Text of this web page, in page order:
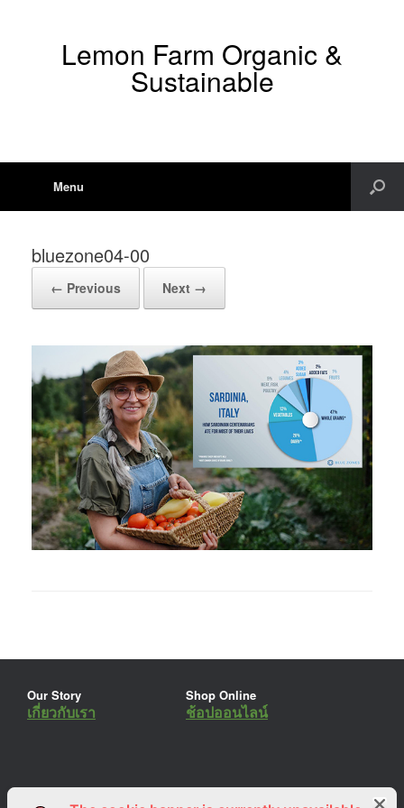
Lemon Farm Organic &
Sustainable
Menu
bluezone04-00
← Previous Next →
Our Story
เกี่ยวกับเรา
Shop Online
ช้อปออนไลน์